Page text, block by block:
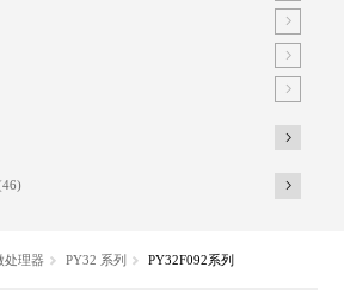
处理器 PY32 系列 PY32F092系列